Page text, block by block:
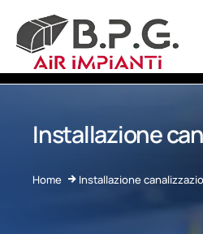
Home
Servizi
Installazione
Home Installazione